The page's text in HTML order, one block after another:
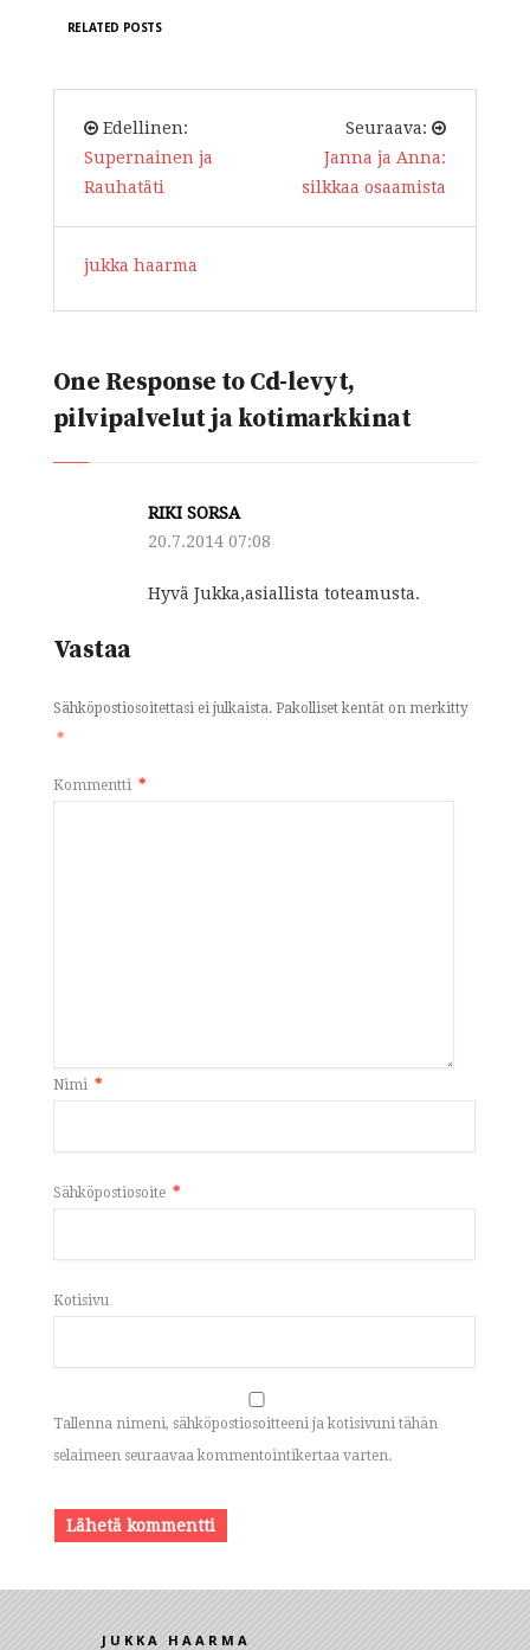
RELATED POSTS
Edellinen:
Supernainen ja
Rauhatäti
Seuraava:
Janna ja Anna:
silkkaa osaamista
jukka haarma
One Response to Cd-levyt,
pilvipalvelut ja kotimarkkinat
RIKI SORSA
20.7.2014 07:08
Hyvä Jukka,asiallista toteamusta.
Vastaa
Sähköpostiosoitettasi ei julkaista. Pakolliset kentät on merkitty
*
Kommentti *
Nimi *
Sähköpostiosoite *
Kotisivu
Tallenna nimeni, sähköpostiosoitteeni ja kotisivuni tähän
selaimeen seuraavaa kommentointikertaa varten.
JUKKA HAARMA